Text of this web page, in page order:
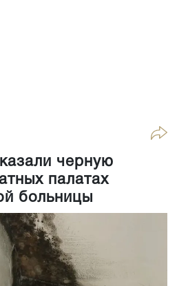
черную
палатах
больницы